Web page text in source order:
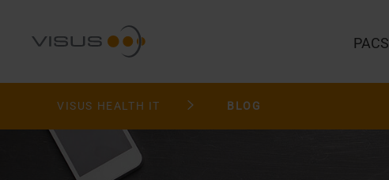
PACS
VISUS HEALTH IT BLOG